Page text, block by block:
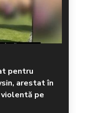
pentru
arestat în
pe